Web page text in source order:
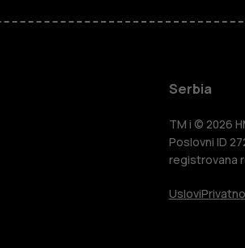
Tableti
Serbia
TM i © 2026
Poslovni ID
registrovana
Uslovi